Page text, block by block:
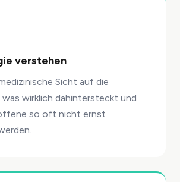
verstehen
Sicht auf die
wirklich dahintersteckt und
so oft nicht ernst